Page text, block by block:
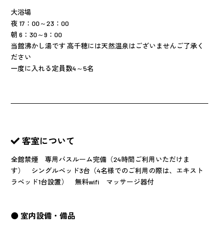
大浴場
夜 17：00～23：00
朝 6：30～9：00
当館沸かし湯です 高千穂には天然温泉はございませんご了承く
ださい
一度に入れる定員数4～5名
客室について
全館禁煙 専用バスルーム完備（24時間ご利用いただけま
す） シングルベッド3台（4名様でのご利用の際は、エキスト
ラベッド1台設置） 無料wifi マッサージ器付
● 室内設備・備品